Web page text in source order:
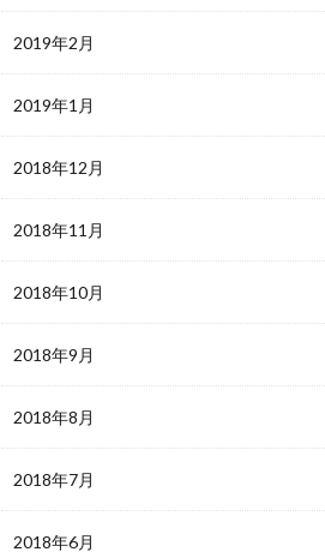
2019年2月
2019年1月
2018年12月
2018年11月
2018年10月
2018年9月
2018年8月
2018年7月
2018年6月